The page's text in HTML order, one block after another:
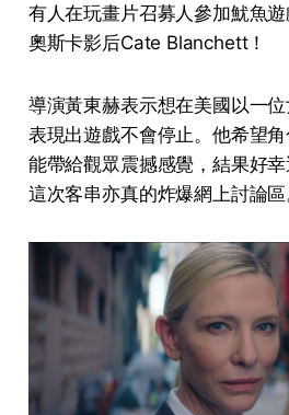
有人在玩畫片召募人參加魷魚
奧斯卡影后Cate Blanchett！
導演黃東赫表示想在美國以一
表現出遊戲不會停止。他希望
能帶給觀眾震撼感覺，結果好
這次客串亦真的炸爆網上討論區